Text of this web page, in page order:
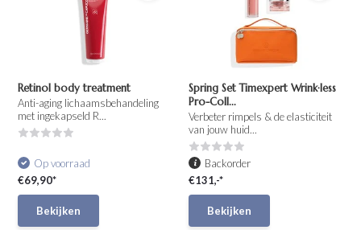
Retinol body treatment
Anti-aging lichaamsbehandeling
met ingekapseld R...
Op voorraad
€69,90*
Bekijken
Spring Set Timexpert Wrink·less
Pro-Coll...
Verbeter rimpels & de elasticiteit
van jouw huid...
Backorder
€131,-*
Bekijken